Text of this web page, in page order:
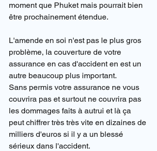
moment que Phuket mais pourrait bien
être prochainement étendue.
L'amende en soi n'est pas le plus gros
problème, la couverture de votre
assurance en cas d'accident en est un
autre beaucoup plus important.
Sans permis votre assurance ne vous
couvrira pas et surtout ne couvrira pas
les dommages faits à autrui et là ça
peut chiffrer très très vite en dizaines de
milliers d'euros si il y a un blessé
sérieux dans l'accident.